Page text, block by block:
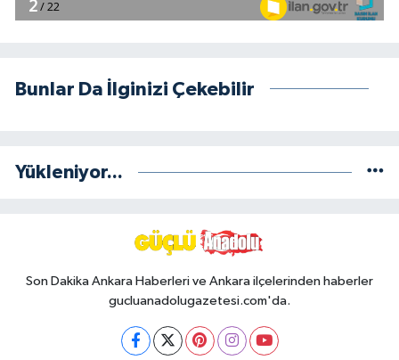
Bunlar Da İlginizi Çekebilir
Yükleniyor...
Son Dakika Ankara Haberleri ve Ankara ilçelerinden haberler
gucluanadolugazetesi.com'da.